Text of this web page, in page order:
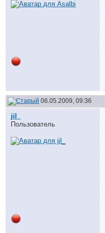
06.05.2009, 09:36
jil_
Пользователь